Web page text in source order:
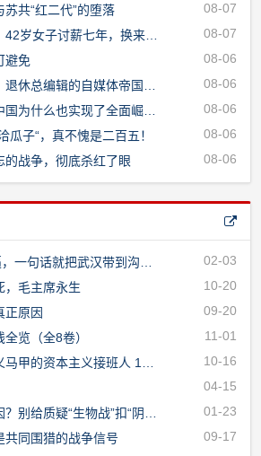
08-07
共“红二代”的堕落
08-07
讨薪七年，换来的竟是这样的结果
08-06
避免
08-06
编辑的自媒体帝国与公私边界之问
08-06
为什么也实现了全面崛起？
08-06
瓜子“，真不愧是二百五！
08-06
的战争，彻底杀红了眼
02-03
句话就把武汉带到沟里了！
10-20
，毛主席永生
09-20
正原因
11-01
览（全8卷）
10-16
本主义接班人 1966-1976（2）
04-15
01-23
质疑“生物战”扣“阴谋论”帽子！
09-17
共同围猎的战争信号